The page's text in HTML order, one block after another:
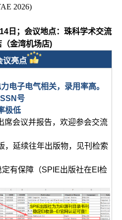
2026)
日；会议地点： 珠科学术交流
（金湾机场店)
议亮点
电子电气相关，录用率高。
号
极低
席会议并报告，欢迎参会交流
延续往年出版物，见刊检索
有保障（SPIE出版社在EI检